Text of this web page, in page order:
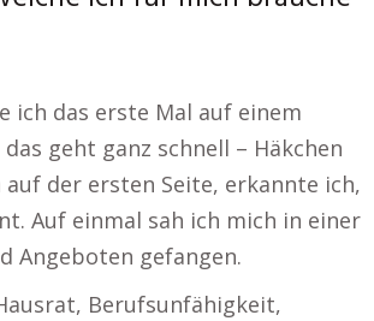
ich das erste Mal auf einem
geht ganz schnell – Häkchen
der ersten Seite, erkannte ich,
Auf einmal sah ich mich in einer
Angeboten gefangen.
Berufsunfähigkeit,